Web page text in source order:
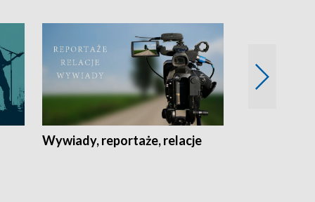
Wywiady, reportaże, relacje